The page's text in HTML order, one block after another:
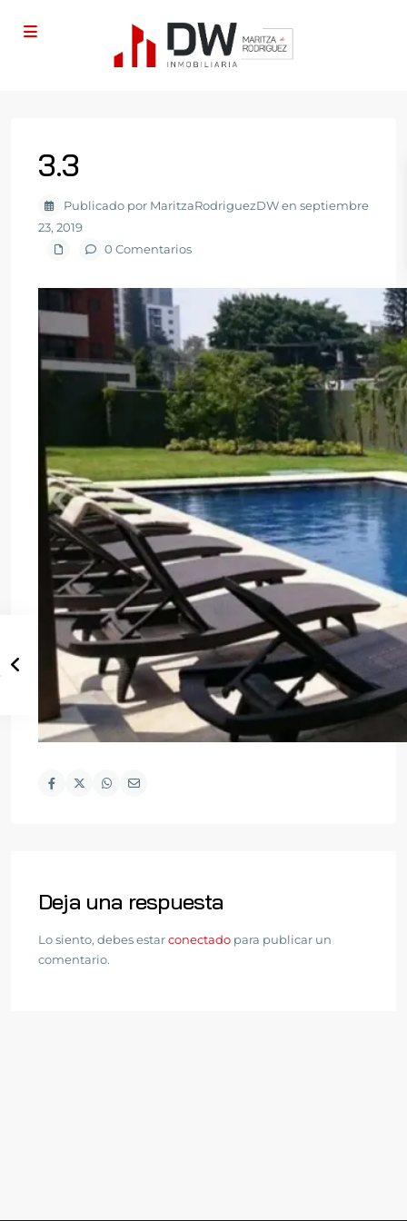
3.3
Publicado por MaritzaRodriguezDW en septiembre
23, 2019
0 Comentarios
Deja una respuesta
Lo siento, debes estarconectado para publicar un
comentario.